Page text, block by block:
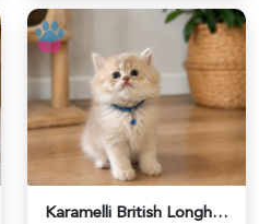
Karamelli British Longhair Erkek 2 Aylık - 4919